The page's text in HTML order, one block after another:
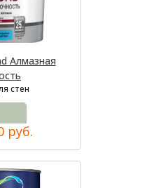
Алмазная
стен
руб.